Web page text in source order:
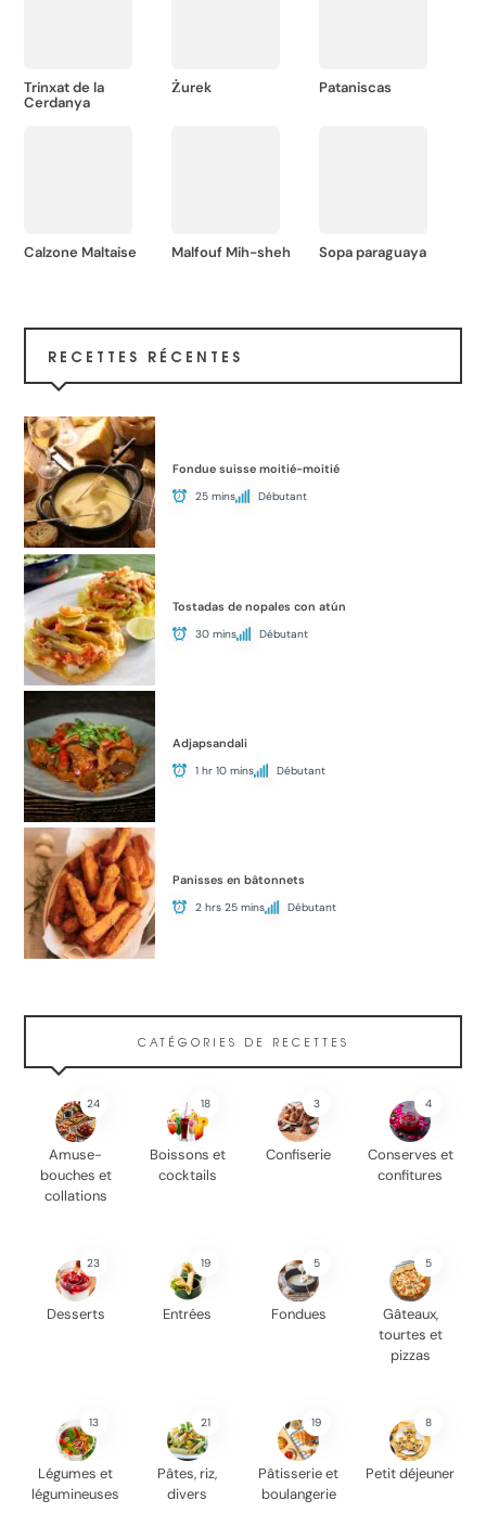
Trinxat de la
Cerdanya
Żurek Pataniscas
Calzone Maltaise Malfouf Mih-sheh Sopa paraguaya
RECETTES RÉCENTES
Fondue suisse moitié-moitié
25 mins Débutant
Tostadas de nopales con atún
30 mins Débutant
Adjapsandali
1 hr 10 mins Débutant
Panisses en bâtonnets
2 hrs 25 mins Débutant
CATÉGORIES DE RECETTES
24
Amuse-
bouches et
collations
18
Boissons et
cocktails
3
Confiserie
4
Conserves et
confitures
23
Desserts
19
Entrées
5
Fondues
5
Gâteaux,
tourtes et
pizzas
13
Légumes et
légumineuses
21
Pâtes, riz,
divers
19
Pâtisserie et
boulangerie
8
Petit déjeuner